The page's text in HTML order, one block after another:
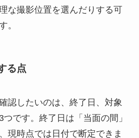
な撮影位置を選んだりする可
。
る点
認したいのは、終了日、対象
です。終了日は「当面の間」
現時点では日付で断定できま